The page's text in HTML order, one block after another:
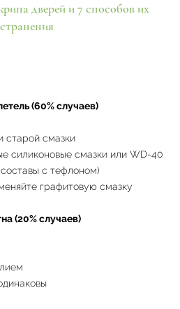
дверей и 7 способов их
(60% случаев)
старой смазки
силиконовые смазки или WD-40
с тефлоном)
графитовую смазку
(20% случаев)